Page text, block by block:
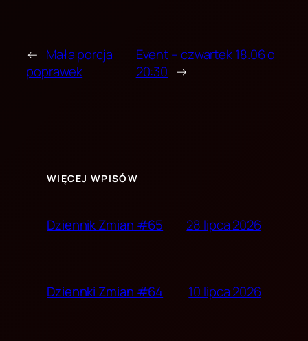
← Mała porcja
poprawek
Event – czwartek 18.06 o
20:30 →
WIĘCEJ WPISÓW
Dziennik Zmian #65 28 lipca 2026
Dziennki Zmian #64 10 lipca 2026